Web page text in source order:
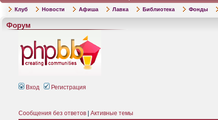
Клуб Новости Афиша Лавка Библиотека Фонды
Форум
Вход Регистрация
Сообщения без ответов Активные темы